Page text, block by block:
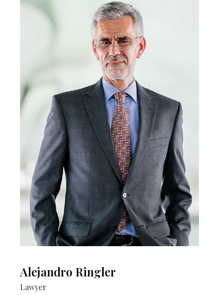
Alejandro Ringler
Lawyer